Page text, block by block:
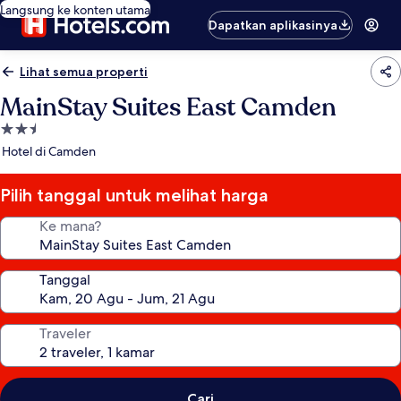
Langsung ke konten utama
Dapatkan aplikasinya
Lihat semua properti
MainStay Suites East Camden
Properti
bintang
Hotel di Camden
Pilih tanggal untuk melihat harga
Ke mana?
Tanggal
Traveler